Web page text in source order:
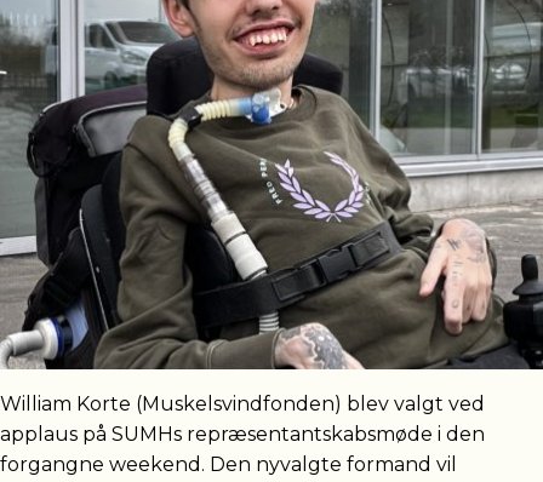
William Korte (Muskelsvindfonden) blev valgt ved
applaus på SUMHs repræsentantskabsmøde i den
forgangne weekend. Den nyvalgte formand vil